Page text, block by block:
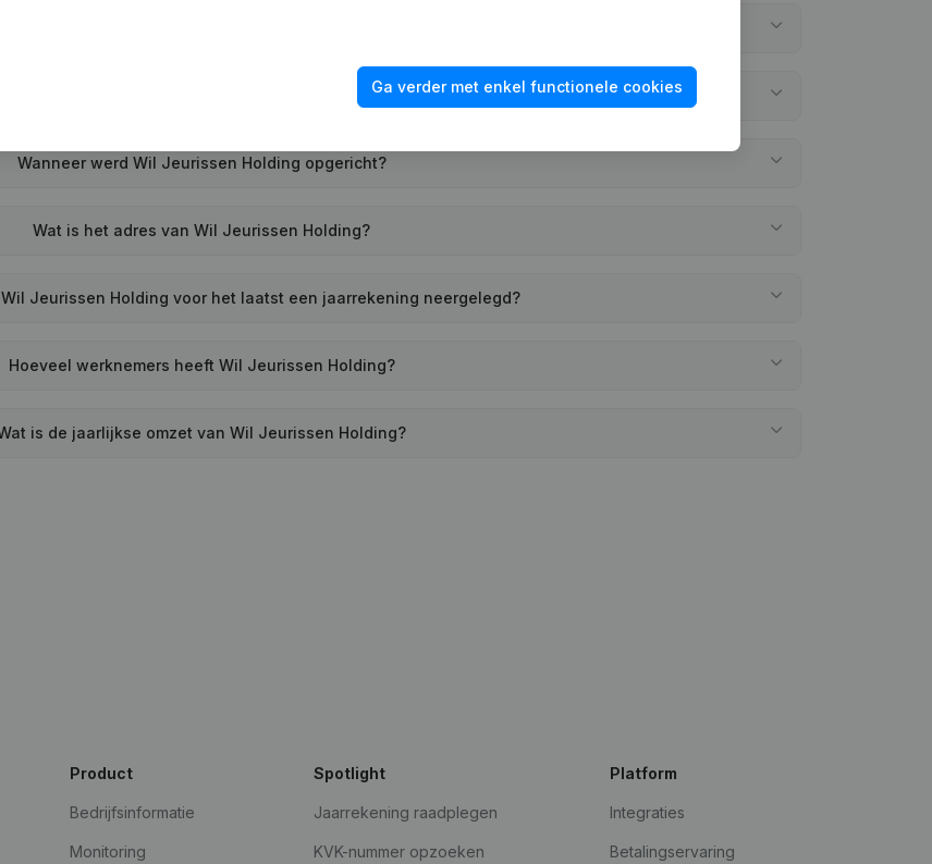
Wat is het PEPPOL ID van Wil Jeurissen Holding?
Wanneer werd Wil Jeurissen Holding opgericht?
Wat is het adres van Wil Jeurissen Holding?
Jeurissen Holding voor het laatst een jaarrekening neergelegd?
Hoeveel werknemers heeft Wil Jeurissen Holding?
is de jaarlijkse omzet van Wil Jeurissen Holding?
Ga verder met enkel functionele cookies
Product
Bedrijfsinformatie
Monitoring
Spotlight
Jaarrekening raadplegen
KVK-nummer opzoeken
Platform
Integraties
Betalingservaring